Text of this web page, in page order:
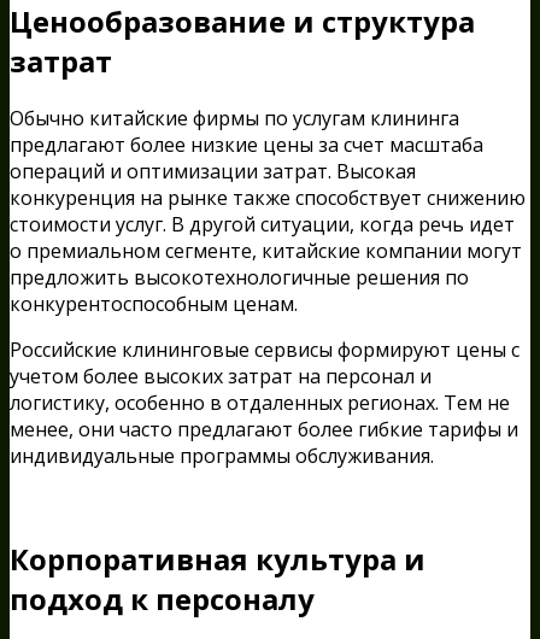
Ценообразование и структура
затрат
Обычно китайские фирмы по услугам клининга
предлагают более низкие цены за счет масштаба
операций и оптимизации затрат. Высокая
конкуренция на рынке также способствует снижению
стоимости услуг. В другой ситуации, когда речь идет
о премиальном сегменте, китайские компании могут
предложить высокотехнологичные решения по
конкурентоспособным ценам.
Российские клининговые сервисы формируют цены с
учетом более высоких затрат на персонал и
логистику, особенно в отдаленных регионах. Тем не
менее, они часто предлагают более гибкие тарифы и
индивидуальные программы обслуживания.
Корпоративная культура и
подход к персоналу